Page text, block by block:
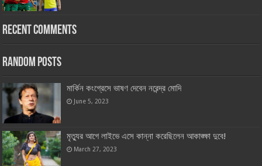
Recent Comments
Random Posts
মার্কিন কংগ্রেসে ভাষণ দেবেন নরেন্দ্র মোদি
June 5, 2023
মৃত্যুর আগে লাইভে এসে কান্না করেছিলেন আকাঙ্ক্ষা দুবে!
March 27, 2023